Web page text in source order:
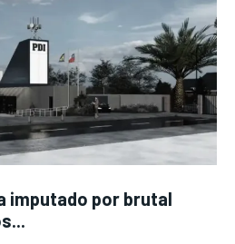
imputado por brutal